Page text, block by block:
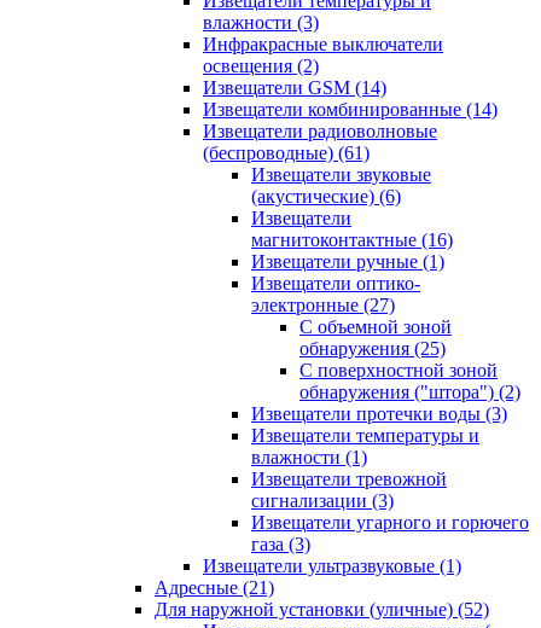
влажности (3)
Инфракрасные выключатели
освещения (2)
Извещатели GSM (14)
Извещатели комбинированные (14)
Извещатели радиоволновые
(беспроводные) (61)
Извещатели звуковые
(акустические) (6)
Извещатели
магнитоконтактные (16)
Извещатели ручные (1)
Извещатели оптико-
электронные (27)
С объемной зоной
обнаружения (25)
С поверхностной зоной
обнаружения ("штора") (2)
Извещатели протечки воды (3)
Извещатели температуры и
влажности (1)
Извещатели тревожной
сигнализации (3)
Извещатели угарного и горючего
газа (3)
Извещатели ультразвуковые (1)
Адресные (21)
Для наружной установки (уличные) (52)